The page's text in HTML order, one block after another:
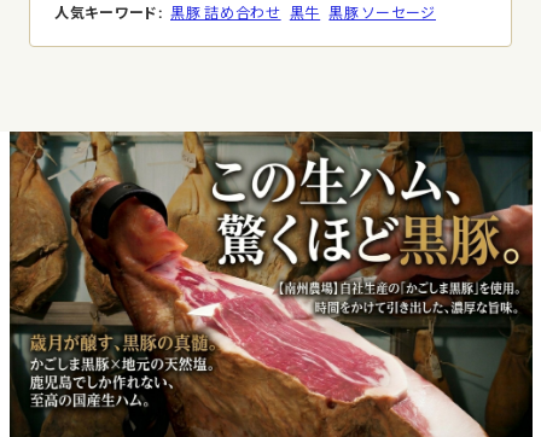
人気キーワード: 黒豚 詰め合わせ 黒牛 黒豚 ソーセージ